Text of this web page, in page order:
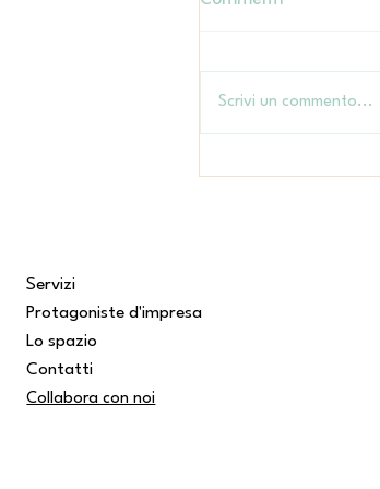
Scrivi un commento...
Servizi
Protagoniste d'impresa
Lo spazio
Contatti
Collabora con noi